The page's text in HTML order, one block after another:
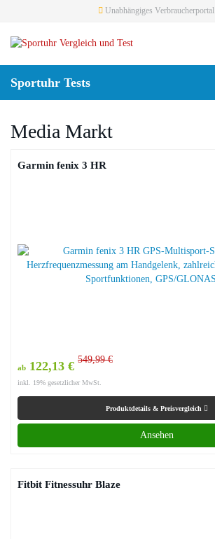
main
content
Unabhängiges Verbraucherportal
Sportuhr Tests
Media Markt
Garmin fenix 3 HR
ab 122,13 € 549,99 €
inkl. 19% gesetzlicher MwSt.
Produktdetails & Preisvergleich
Ansehen
Fitbit Fitnessuhr Blaze